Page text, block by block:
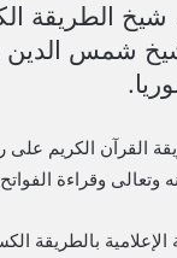
شيخ الطريقة
شمس الدين
القرآن الكريم
وتعالى وقراءة
بالطريقة